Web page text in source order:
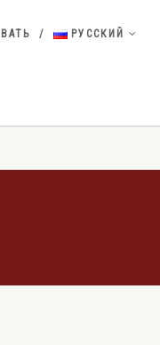
РУССКИЙ